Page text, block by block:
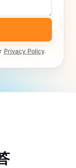
Privacy Policy.